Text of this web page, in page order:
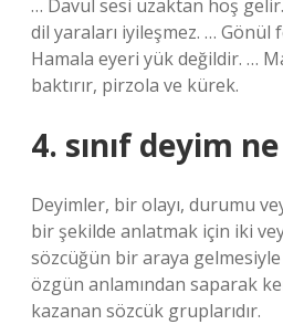
… Davul sesi uzaktan hoş
dil yaraları iyileşmez. … Gönül
Hamala eyeri yük değildir. …
baktırır, pirzola ve kürek.
4. sınıf deyim
Deyimler, bir olayı, durumu
bir şekilde anlatmak için iki
sözcüğün bir araya
özgün anlamından saparak
kazanan sözcük gruplarıdır.